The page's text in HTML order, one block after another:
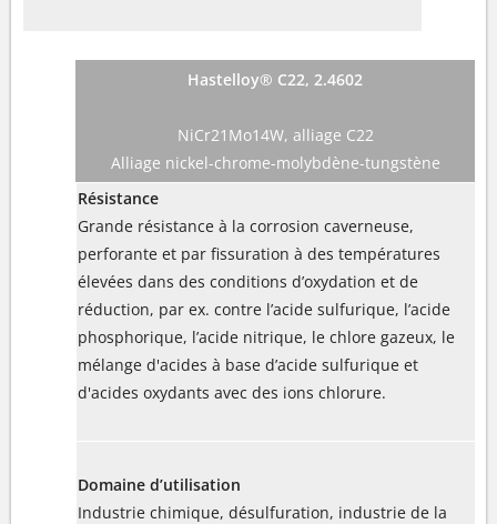
Hastelloy® C22, 2.4602
NiCr21Mo14W, alliage C22
Alliage nickel-chrome-molybdène-tungstène
Résistance
Grande résistance à la corrosion caverneuse,
perforante et par fissuration à des températures
élevées dans des conditions d’oxydation et de
réduction, par ex. contre l’acide sulfurique, l’acide
phosphorique, l’acide nitrique, le chlore gazeux, le
mélange d'acides à base d’acide sulfurique et
d'acides oxydants avec des ions chlorure.
Domaine d’utilisation
Industrie chimique, désulfuration, industrie de la